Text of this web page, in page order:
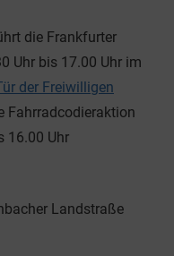
die Frankfurter
Uhr bis 17.00 Uhr im
der Freiwilligen
Fahrradcodieraktion
16.00 Uhr
Landstraße